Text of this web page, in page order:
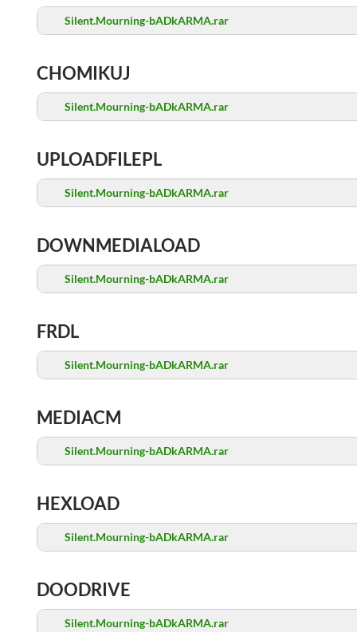
Silent.Mourning-bADkARMA.rar
CHOMIKUJ
Silent.Mourning-bADkARMA.rar
UPLOADFILEPL
Silent.Mourning-bADkARMA.rar
DOWNMEDIALOAD
Silent.Mourning-bADkARMA.rar
FRDL
Silent.Mourning-bADkARMA.rar
MEDIACM
Silent.Mourning-bADkARMA.rar
HEXLOAD
Silent.Mourning-bADkARMA.rar
DOODRIVE
Silent.Mourning-bADkARMA.rar